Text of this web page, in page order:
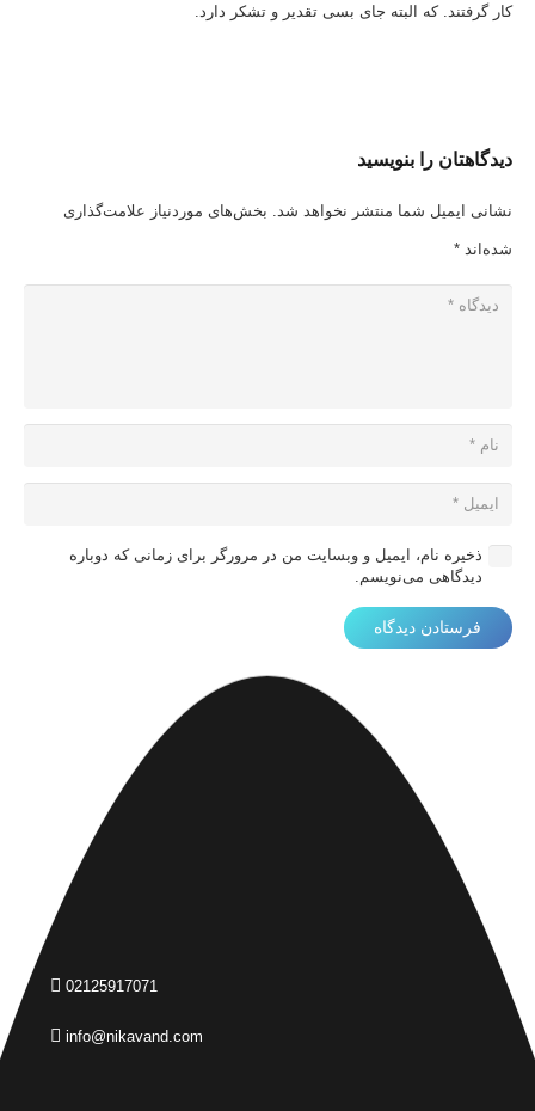
کار گرفتند. که البته جای بسی تقدیر و تشکر دارد.
دیدگاهتان را بنویسید
نشانی ایمیل شما منتشر نخواهد شد. بخش‌های موردنیاز علامت‌گذاری
شده‌اند*
ذخیره نام، ایمیل و وبسایت من در مرورگر برای زمانی که دوباره
دیدگاهی می‌نویسم.
فرستادن دیدگاه
02125917071
info@nikavand.com